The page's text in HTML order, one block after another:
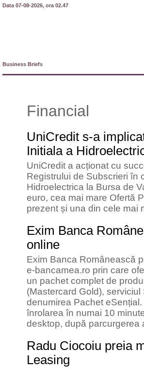
Data 07-08-2026, ora 02.47
Business Briefs
Financial
UniCredit s-a
Initiala a
UniCredit a acționat cu
Registrului de Subscrieri în
Hidroelectrica la Bursa de
euro, cea mai mare Ofertă
prezent și una din cele mai
Exim Banca
online
Exim Banca Românească
e-bancamea.ro prin care
un pachet complet de
(Mastercard Gold),
denumirea Pachet
înrolarea în numai 10
desktop, după parcurgerea
Radu Ciocoiu preia
Leasing